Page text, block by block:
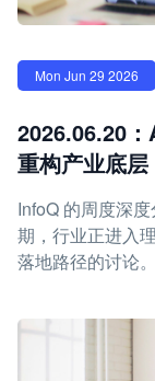
Mon Jun 29 2026
2026.06.20
重构产业底层
InfoQ 的周度深
期，行业正进入
落地路径的讨论。